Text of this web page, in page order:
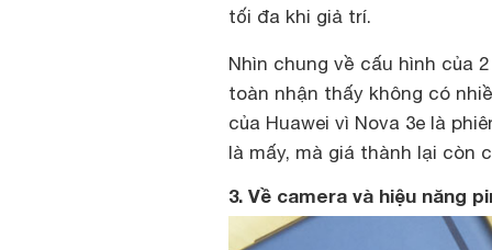
tối đa khi giả trí.
Nhìn chung về cấu hình của
toàn nhận thấy không có
của Huawei vì Nova 3e là
là mấy, mà giá thành lại
3. Về camera và hiệu năng